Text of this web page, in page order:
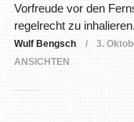
Vorfreude vor den
regelrecht zu
Wulf Bengsch 3.
ANSICHTEN